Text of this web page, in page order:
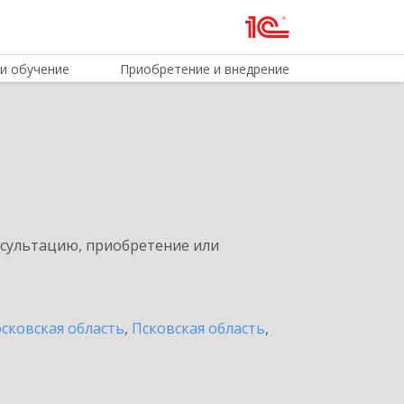
обучение Приобретение и внедрение
приобретение или
область, Псковская область,